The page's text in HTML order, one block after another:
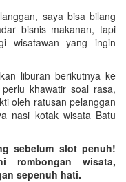
saya bisa bilang
bisnis makanan, tapi
wisatawan yang ingin
liburan berikutnya ke
khawatir soal rasa,
oleh ratusan pelanggan
nasi kotak wisata Batu
sebelum slot penuh!
rombongan wisata,
sepenuh hati.